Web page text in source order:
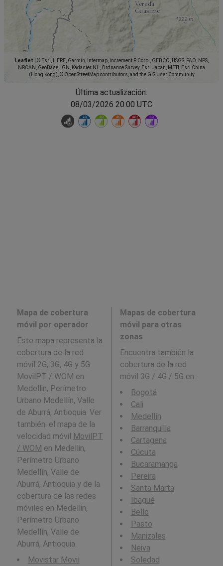
Leaflet
© Esri, HERE, Garmin, Intermap, increment P Corp., GEBCO, USGS, FAO, NPS,
NRCAN, GeoBase, IGN, Kadaster NL, Ordnance Survey, Esri Japan, METI, Esri China
(Hong Kong), © OpenStreetMap contributors, and the GIS User Community
Última actualización:
08/03/2026 20:00 UTC
Mapa de cobertura
móvil por operador
Este mapa representa la
cobertura de la red
móvil 2G, 3G, 4G y 5G
MovilPT / WOM en
Medellin, Perímetro
Urbano Medellín, Valle
de Aburrá, Antioquia. Ver
también: el mapa de la
velocidad móvil MovilPT
/ WOM en Medellin,
Perímetro Urbano
Medellín, Valle de
Aburrá, Antioquia y de la
cobertura de las redes
móviles en Medellin,
Perímetro Urbano
Medellín, Valle de
Aburrá, Antioquia.
Movistar Movil
Mapas de cobertura
móvil para otras
zonas
Encuentra también la
cobertura de la red
móvil 3G / 4G / 5G en :
Bogotá
Cali
Medellín
Barranquilla
Cartagena
Cúcuta
Bucaramanga
Pereira
Santa Marta
Ibagué
Bello
Pasto
Manizales
Neiva
Soledad